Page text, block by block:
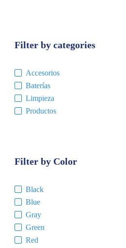
Filter by categories
Accesorios
Baterías
Limpieza
Productos
Filter by Color
Black
Blue
Gray
Green
Red